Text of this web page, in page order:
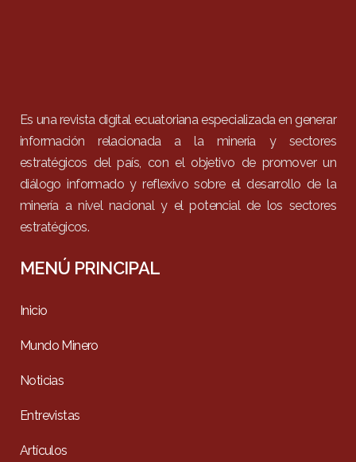
Es una revista digital ecuatoriana especializada en generar
información relacionada a la minería y sectores
estratégicos del país, con el objetivo de promover un
diálogo informado y reflexivo sobre el desarrollo de la
minería a nivel nacional y el potencial de los sectores
estratégicos.
MENÚ PRINCIPAL
Inicio
Mundo Minero
Noticias
Entrevistas
Artículos